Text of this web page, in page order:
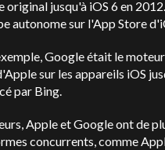
original jusqu'à iOS 6 en
autonome sur l'App Store
Google était le
sur les appareils iOS
par Bing.
Apple et Google ont de
concurrents, comme